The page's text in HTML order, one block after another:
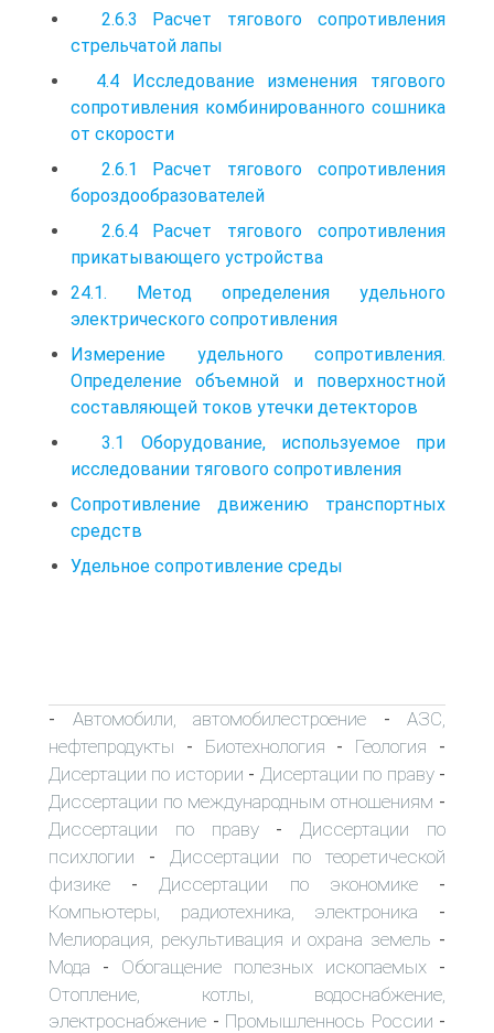
2.6.3 Расчет тягового сопротивления
стрельчатой лапы
4.4 Исследование изменения тягового
сопротивления комбинированного сошника
от скорости
2.6.1 Расчет тягового сопротивления
бороздообразователей
2.6.4 Расчет тягового сопротивления
прикатывающего устройства
24.1. Метод определения удельного
электрического сопротивления
Измерение удельного сопротивления.
Определение объемной и поверхностной
составляющей токов утечки детекторов
3.1 Оборудование, используемое при
исследовании тягового сопротивления
Сопротивление движению транспортных
средств
Удельное сопротивление среды
- Автомобили, автомобилестроение - АЗС,
нефтепродукты - Биотехнология - Геология -
Дисертации по истории - Дисертации по праву-
Диссертации по международным отношениям -
Диссертации по праву- Диссертации по
психлогии - Диссертации по теоретической
физике - Диссертации по экономике-
Компьютеры, радиотехника, электроника -
Мелиорация, рекультивация и охрана земель -
Мода - Обогащение полезных ископаемых -
Отопление, котлы, водоснабжение,
электроснабжение - Промышленнось России -